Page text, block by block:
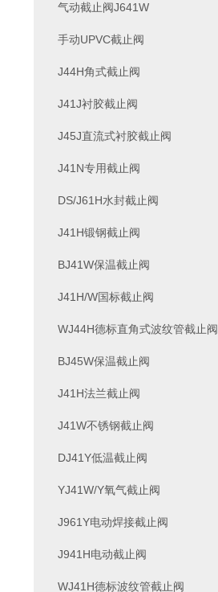
气动截止阀J641W
手动UPVC截止阀
J44H角式截止阀
J41J衬胶截止阀
J45J直流式衬胶截止阀
J41N专用截止阀
DS/J61H水封截止阀
J41H锻钢截止阀
BJ41W保温截止阀
J41H/W国标截止阀
WJ44H德标直角式波纹管截止阀
BJ45W保温截止阀
J41H法兰截止阀
J41W不锈钢截止阀
DJ41Y低温截止阀
YJ41W/Y氧气截止阀
J961Y电动焊接截止阀
J941H电动截止阀
WJ41H德标波纹管截止阀